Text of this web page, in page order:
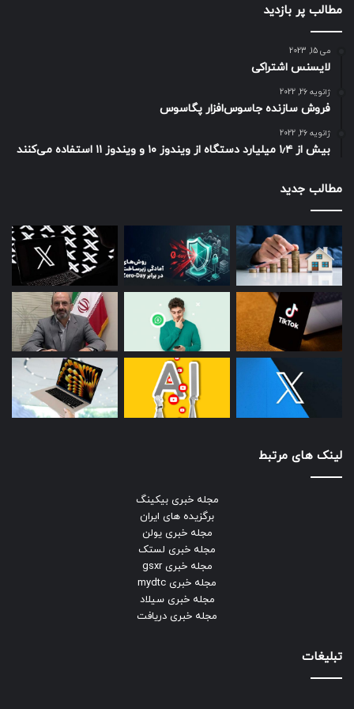
رقابت کرد.
پس از راه‌اندازی ETF پروشیرز در روز سه‌شنبه، گری جنسلر، رئیس
حمایت کمیسیون از ETF-هایی که بر پایه قراردادهای آتی بیت
کمیسیون معاملاتی آتی کالای ایالات
متحده در چهار سال گذشته بر معاملات
آتی بیت کوین نظارت کرده است. وقتی
کالایی برای چهار سال تحت نظارت یکی
از آژانس‌های تابعه کمیسیون بورس و
اوراق بهادار ایالات متحده قرار می‌گیرد و
حمایت ما قرار می‌گیرد.
که در این هفته با سهام BITO از بازار بورس نیویورک مجوز
مطالب پر بازدید
می 15, 2023
لایسنس اشتراکی
ژانویه 26, 2022
فروش سازنده جاسوس‌افزار پگاسوس
ژانویه 26, 2022
بیش از ۱٫۴ میلیارد دستگاه از ویندوز ۱۰ و ویندوز ۱۱ استفاده می‌کنند
مطالب جدید
لینک های مرتبط
مجله خبری بیکینگ
برگزیده های ایران
مجله خبری یولن
مجله خبری لستک
مجله خبری gsxr
مجله خبری mydtc
مجله خبری سیلاد
مجله خبری دریافت
تبلیغات